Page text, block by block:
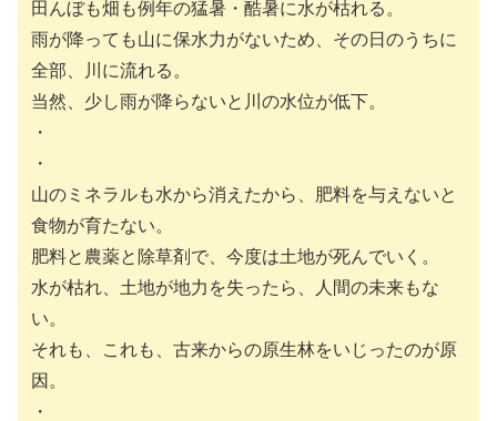
田んぼも畑も例年の猛暑・酷暑に水が枯れる。
雨が降っても山に保水力がないため、その日のうちに
全部、川に流れる。
当然、少し雨が降らないと川の水位が低下。
・
・
山のミネラルも水から消えたから、肥料を与えないと
食物が育たない。
肥料と農薬と除草剤で、今度は土地が死んでいく。
水が枯れ、土地が地力を失ったら、人間の未来もな
い。
それも、これも、古来からの原生林をいじったのが原
因。
・